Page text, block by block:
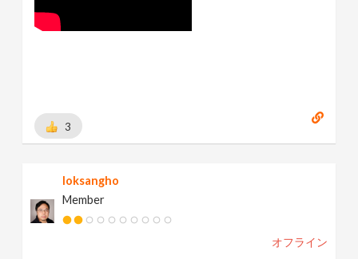
3
loksangho
Member
オフライン